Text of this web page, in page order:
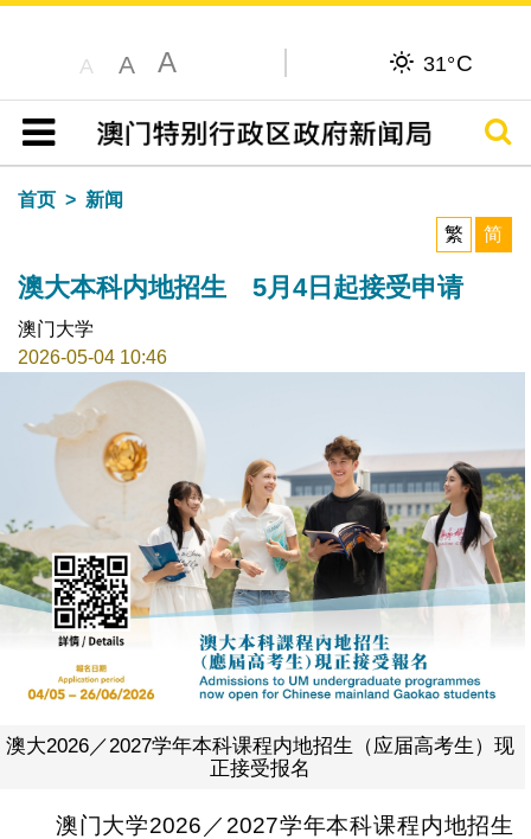
A A A 31°C
目录
搜寻
首页
新闻
繁
简
澳大本科内地招生 5月4日起接受申请
澳门大学
2026-05-04 10:46
澳大2026／2027学年本科课程内地招生（应届高考生）现
正接受报名
澳门大学2026／2027学年本科课程内地招生